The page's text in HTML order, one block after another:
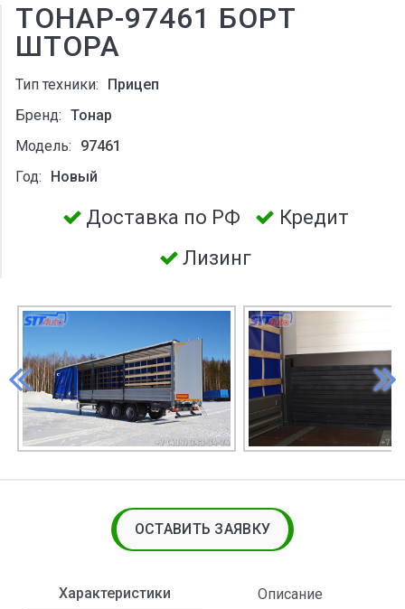
ТОНАР-97461 БОРТ
ШТОРА
Тип техники:
Прицеп
Бренд: Тонар
Модель:
97461
Год:
Новый
Доставка по РФ
Кредит
Лизинг
Характеристики
Описание
ОСТАВИТЬ ЗАЯВКУ